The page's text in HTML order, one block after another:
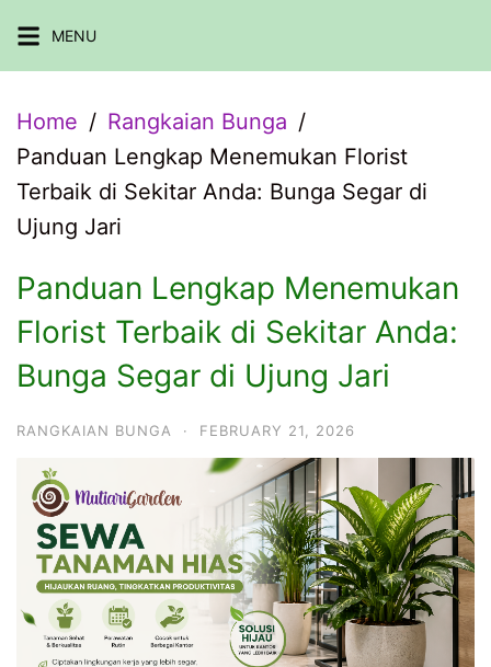
to
MENU
Home
Rangkaian Bunga
Panduan Lengkap Menemukan Florist
Terbaik di Sekitar Anda: Bunga Segar di
Ujung Jari
Panduan Lengkap Menemukan
Florist Terbaik di Sekitar Anda:
Bunga Segar di Ujung Jari
RANGKAIAN BUNGA · FEBRUARY 21, 2026